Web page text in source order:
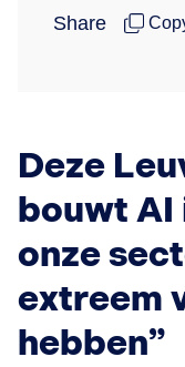
Share
Deze
bouwt AI
onze
extreem
hebben”